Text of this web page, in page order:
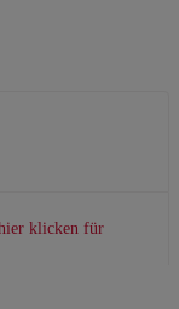
klicken für